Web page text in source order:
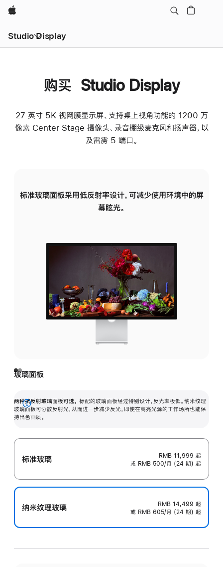
Apple
Studio Display
购买 Studio Display
27 英寸 5K 视网膜显示屏、支持桌上视角功能的 1200 万
像素 Center Stage 摄像头、录音棚级麦克风和扬声器，以
及雷雳 5 端口。
标准玻璃面板采用低反射率设计，可减少使用环境中的屏
幕眩光。
玻璃面板
两种抗反射玻璃面板可选。 标配的玻璃面板经过特别设计，反光率极低。纳米纹理
玻璃面板可分散反射光，从而进一步减少反光，即使在高亮光源的工作场所也能保
持出色画质。
展
开
标准玻璃 RMB 11,999 起
或 RMB 500/月 (24 期) 起
纳米纹理玻璃 RMB 14,499 起
或 RMB 605/月 (24 期) 起